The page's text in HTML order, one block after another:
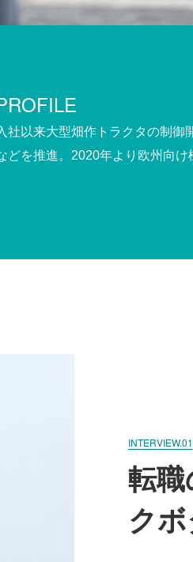
社以来大型畑作トラクタの制御
どを推進。2020年より欧州向け
INTERVIEW.01
転職
ク